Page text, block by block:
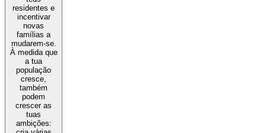
residentes e
incentivar
novas
famílias a
mudarem-se.
À medida que
a tua
população
cresce,
também
podem
crescer as
tuas
ambições: